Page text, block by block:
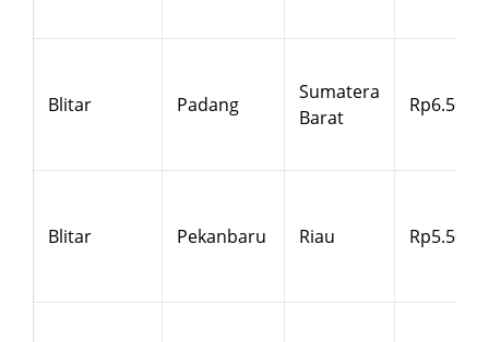
Blitar Padang
Sumatera
Barat
Rp6.500
Blitar Pekanbaru Riau Rp5.500